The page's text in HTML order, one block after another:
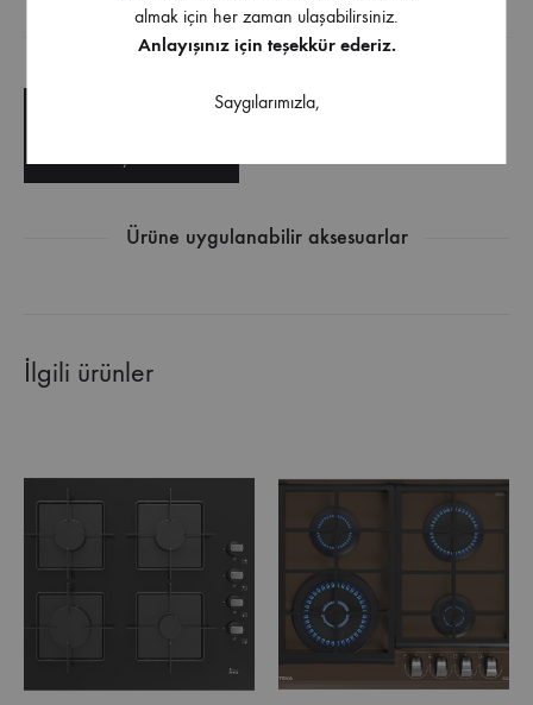
İndirilebilir İçerik
Ürüne uygulanabilir aksesuarlar
İlgili ürünler
almak için her zaman ulaşabilirsiniz.
Anlayışınız için teşekkür ederiz.
Saygılarımızla,